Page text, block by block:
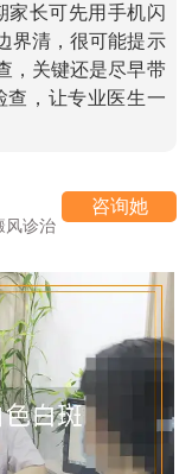
家长可先用手机闪
界清，很可能提示
，关键还是尽早带
查，让专业医生一
咨询她